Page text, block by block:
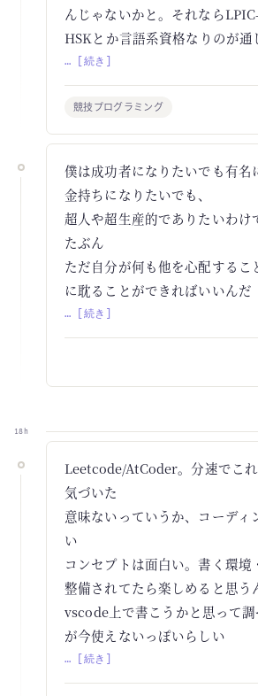
んじゃないかと。それならLPIC-
HSKとか言語系資格なりのが通
… [続き]
競技プログラミング
僕は成功者になりたいでも有名
金持ちになりたいでも、
超人や超生産的でありたいわけ
たぶん
ただ自分が何も他を心配するこ
に耽ることができればいいんだ
… [続き]
18h
Leetcode/AtCoder。分速でこ
気づいた
意味ないっていうか、コーディ
い
コンセプトは面白い。書く環境
整備されてたら楽しめると思う
vscode上で書こうかと思って
が今使えないっぽいらしい
… [続き]